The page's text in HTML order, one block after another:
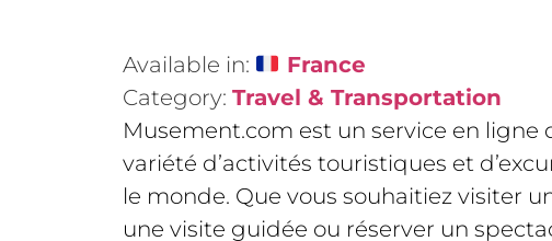
Available in:
France
Category: Travel & Transportation
Musement.com est un service en ligne
variété d’activités touristiques et
le monde. Que vous souhaitiez visiter
une visite guidée ou réserver un